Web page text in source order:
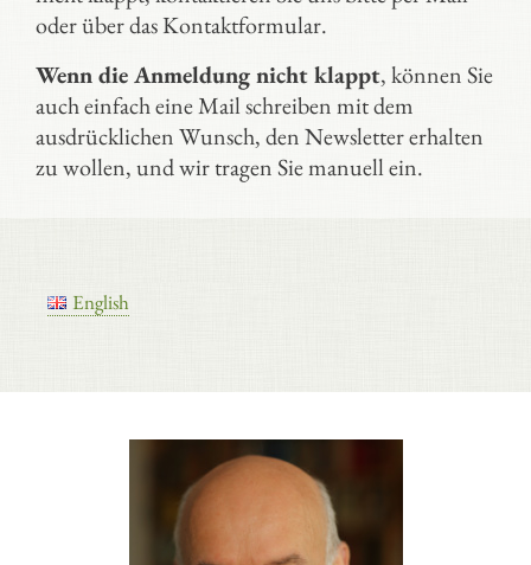
oder über das Kontaktformular.
Wenn die Anmeldung nicht klappt, können Sie
auch einfach eine Mail schreiben mit dem
ausdrücklichen Wunsch, den Newsletter erhalten
zu wollen, und wir tragen Sie manuell ein.
English